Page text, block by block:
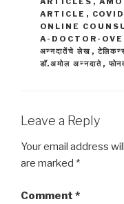
ARTICLE ,
ONLINE
A-DOCTOR-
अन्नदातेंचे लेख ,
डॉ.अमोल अन्नदाते ,
Leave a Reply
Your email address
are marked *
Comment *